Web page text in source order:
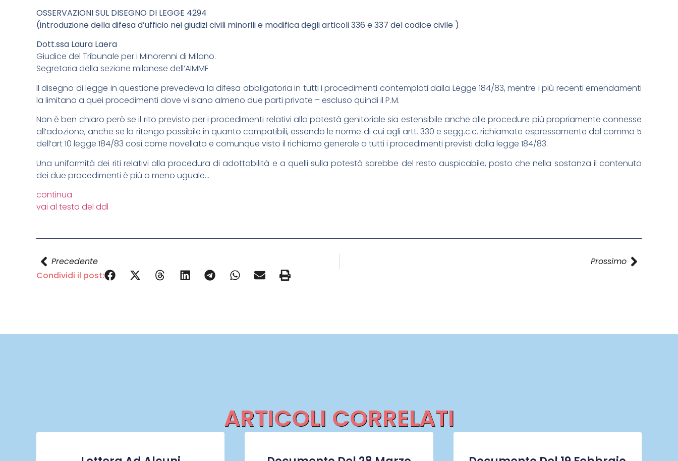
OSSERVAZIONI SUL DISEGNO DI LEGGE 4294
(introduzione della difesa d’ufficio nei giudizi civili minorili e modifica degli articoli 336 e 337 del codice civile )
Dott.ssa Laura Laera
Giudice del Tribunale per i Minorenni di Milano.
Segretaria della sezione milanese dell’AIMMF
Il disegno di legge in questione prevedeva la difesa obbligatoria in tutti i procedimenti contemplati dalla Legge 184/83, mentre i più recenti emendamenti
la limitano a quei procedimenti dove vi siano almeno due parti private – escluso quindi il P.M.
Non è ben chiaro però se il rito previsto per i procedimenti relativi alla potestà genitoriale sia estensibile anche alle procedure più propriamente connesse
all’adozione, anche se lo ritengo possibile in quanto compatibili, essendo le norme di cui agli artt. 330 e segg.c.c. richiamate espressamente dal comma 5
dell’art 10 legge 184/83 così come novellato e comunque visto il richiamo generale a tutti i procedimenti previsti dalla legge 184/83.
Una uniformità dei riti relativi alla procedura di adottabilità e a quelli sulla potestà sarebbe del resto auspicabile, posto che nella sostanza il contenuto
dei due procedimenti è più o meno uguale…
continua
vai al testo del ddl
Precedente
Prossimo
Condividi il post:
ARTICOLI CORRELATI